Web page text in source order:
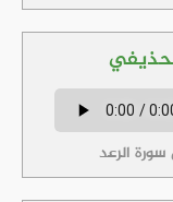
الرعد